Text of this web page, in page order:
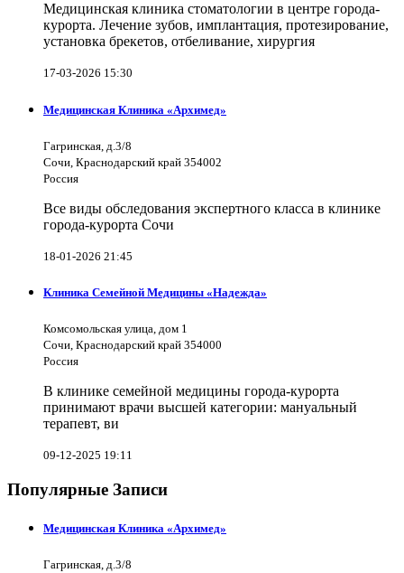
Медицинская клиника стоматологии в центре города-
курорта. Лечение зубов, имплантация, протезирование,
установка брекетов, отбеливание, хирургия
17-03-2026 15:30
Медицинская Клиника «Архимед»
Гагринская, д.3/8
Сочи, Краснодарский край 354002
Россия
Все виды обследования экспертного класса в клинике
города-курорта Сочи
18-01-2026 21:45
Клиника Семейной Медицины «Надежда»
Комсомольская улица, дом 1
Сочи, Краснодарский край 354000
Россия
В клинике семейной медицины города-курорта
принимают врачи высшей категории: мануальный
терапевт, ви
09-12-2025 19:11
Популярные Записи
Медицинская Клиника «Архимед»
Гагринская, д.3/8